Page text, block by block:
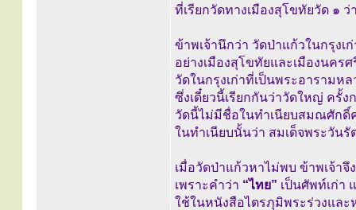
ที่เรียกวัดทางเมืองสุโขทัยวัด ๑
ข้าพเจ้านึกว่า วัดป่าแก้วในกรุงเ
อย่างเมืองสุโขทัยและเมืองนคร
วัดในกรุงเก่าที่เป็นพระอารามห
ซึ่งเดี๋ยวนี้เรียกกันว่าวัดใหญ่ ครั้ง
วัดนี้ไม่มีชื่อในทำเนียบสมณศักดิ์ค
ในทำเนียบนั้นว่า สมเด็จพระวัน
เมื่อวัดป่าแก้วหาไม่พบ ข้าพเจ้าจึ
เพราะคำว่า “ไทย” เป็นศัพท์เก่า
ใช้ในหนังสือไตรภุมิพระร่วงแล